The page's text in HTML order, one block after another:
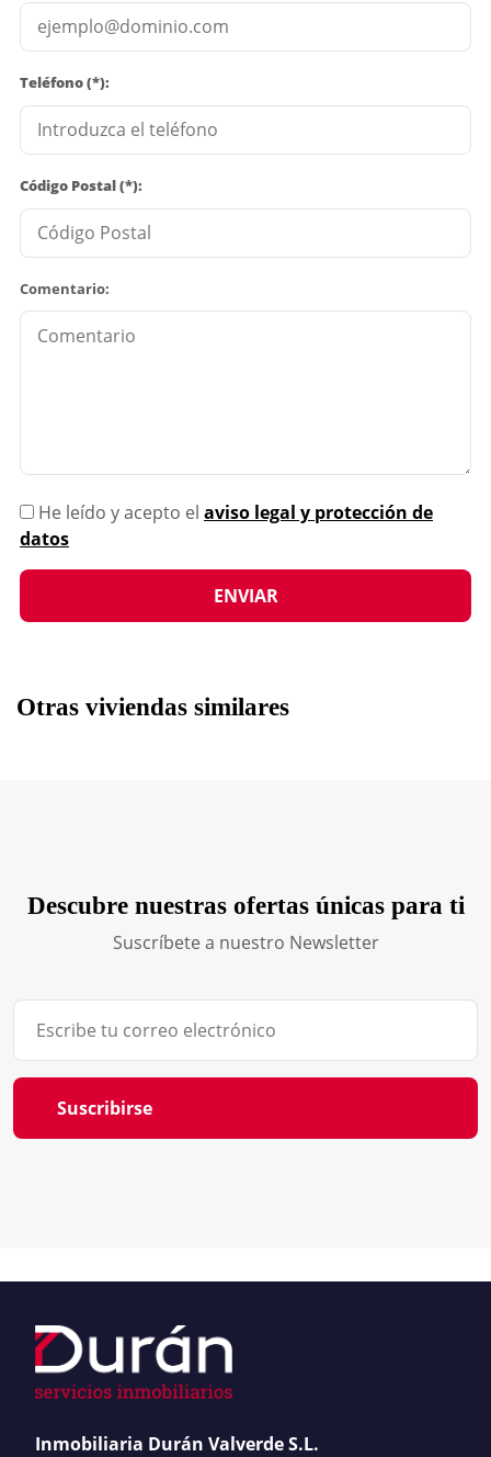
Teléfono (*):
Código Postal (*):
Comentario:
He leído y acepto el aviso legal y protección de
datos
Otras viviendas similares
Descubre nuestras ofertas únicas para ti
Suscríbete a nuestro Newsletter
Suscribirse
Inmobiliaria Durán Valverde S.L.